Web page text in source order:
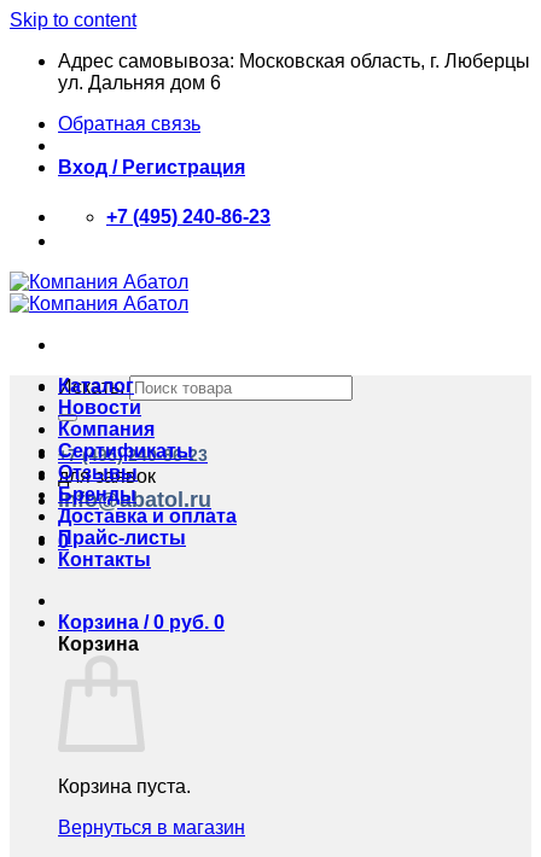
Skip to content
Адрес самовывоза: Московская область, г. Люберцы
ул. Дальняя дом 6
Обратная связь
Вход / Регистрация
+7 (495) 240-86-23
Искать:
+7 (495) 240-86-23
для заявок
info@abatol.ru
0
Каталог
Новости
Компания
Сертификаты
Отзывы
Бренды
Доставка и оплата
Прайс-листы
Контакты
Корзина /0 руб. 0
Корзина
Корзина пуста.
Вернуться в магазин